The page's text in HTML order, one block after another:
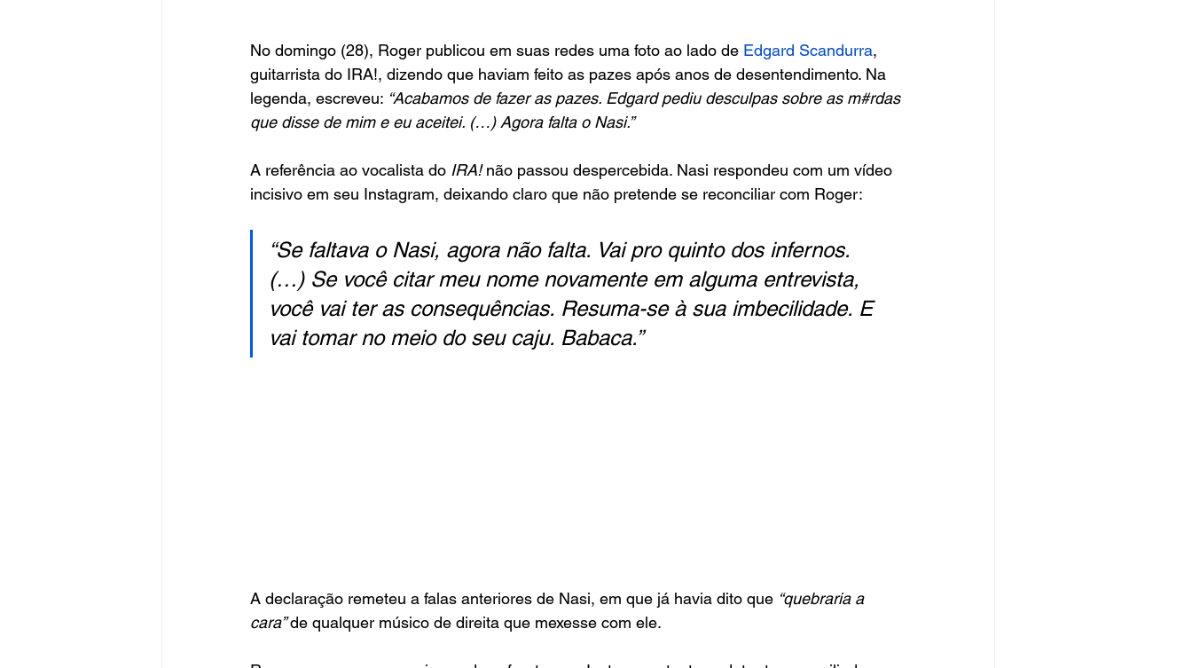
No domingo (28), Roger publicou em suas redes uma foto ao lado de Edgard Scandurra,
guitarrista do IRA!, dizendo que haviam feito as pazes após anos de desentendimento. Na
legenda, escreveu: “Acabamos de fazer as pazes. Edgard pediu desculpas sobre as m#rdas
que disse de mim e eu aceitei. (…) Agora falta o Nasi.”
A referência ao vocalista do IRA! não passou despercebida. Nasi respondeu com um vídeo
incisivo em seu Instagram, deixando claro que não pretende se reconciliar com Roger:
“Se faltava o Nasi, agora não falta. Vai pro quinto dos infernos.
(…) Se você citar meu nome novamente em alguma entrevista,
você vai ter as consequências. Resuma-se à sua imbecilidade. E
vai tomar no meio do seu caju. Babaca.”
A declaração remeteu a falas anteriores de Nasi, em que já havia dito que “quebraria a
cara” de qualquer músico de direita que mexesse com ele.